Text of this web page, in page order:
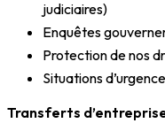
judiciaires)
Enquêtes
Protection de nos
Situations
Transferts